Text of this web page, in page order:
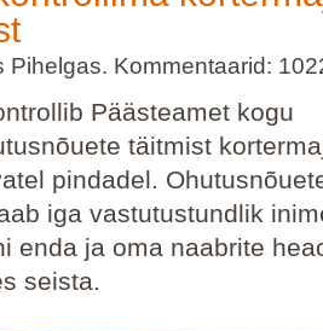
Pihelgas. Kommentaarid:
Päästeamet kogu
täitmist
pindadel.
iga vastutustundlik
enda ja oma naabrite
seista.